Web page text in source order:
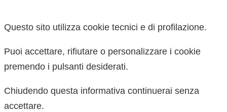
Questo sito utilizza cookie tecnici e di profilazione.
Puoi accettare, rifiutare o personalizzare i cookie
premendo i pulsanti desiderati.
Chiudendo questa informativa continuerai senza
accettare.